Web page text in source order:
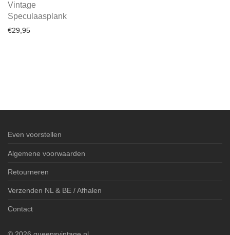
Vintage
Speculaasplank
€29,95
Even voorstellen
Algemene voorwaarden
Retourneren
Verzenden NL & BE / Afhalen
Contact